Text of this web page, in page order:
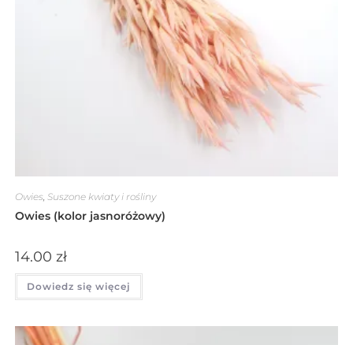
Owies, Suszone kwiaty i rośliny
Owies (kolor jasnoróżowy)
14.00 zł
Dowiedz się więcej